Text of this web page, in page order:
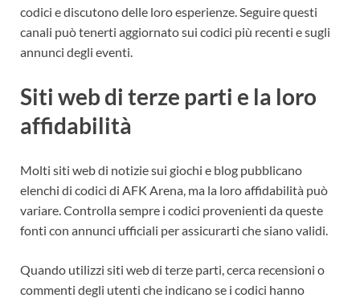
codici e discutono delle loro esperienze. Seguire questi
canali può tenerti aggiornato sui codici più recenti e sugli
annunci degli eventi.
Siti web di terze parti e la loro
affidabilità
Molti siti web di notizie sui giochi e blog pubblicano
elenchi di codici di AFK Arena, ma la loro affidabilità può
variare. Controlla sempre i codici provenienti da queste
fonti con annunci ufficiali per assicurarti che siano validi.
Quando utilizzi siti web di terze parti, cerca recensioni o
commenti degli utenti che indicano se i codici hanno